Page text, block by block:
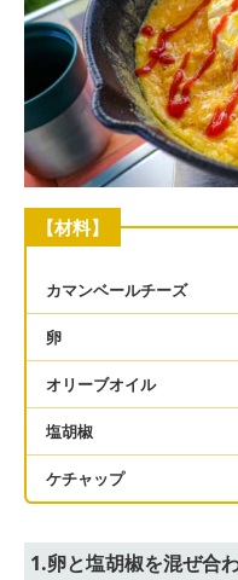
【材料】
カマンベールチーズ
卵
オリーブオイル
塩胡椒
ケチャップ
1.卵と塩胡椒を混ぜ合